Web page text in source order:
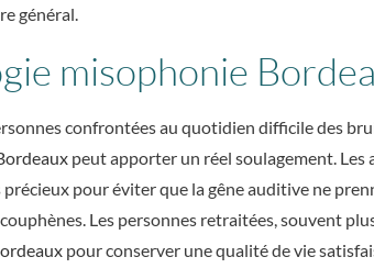
général.
misophonie
confrontées au quotidien difficile des
peut apporter un réel soulagement. Les
pour éviter que la gêne auditive ne
Les personnes retraitées, souvent
pour conserver une qualité de vie